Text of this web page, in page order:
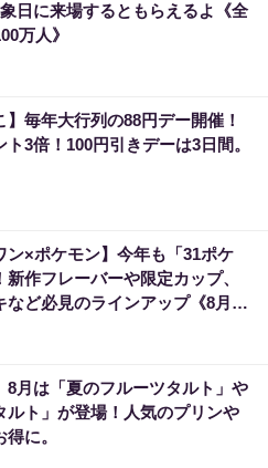
日に来場するともらえるよ《全
万人》
】毎年大行列の88円デー開催！
ト3倍！100円引きデーは3日間。
ン×ポケモン】今年も「31ポケ
作フレーバーや限定カップ、
など必見のラインアップ《8月1
8月は「夏のフルーツタルト」や
ルト」が登場！人気のプリンや
に。